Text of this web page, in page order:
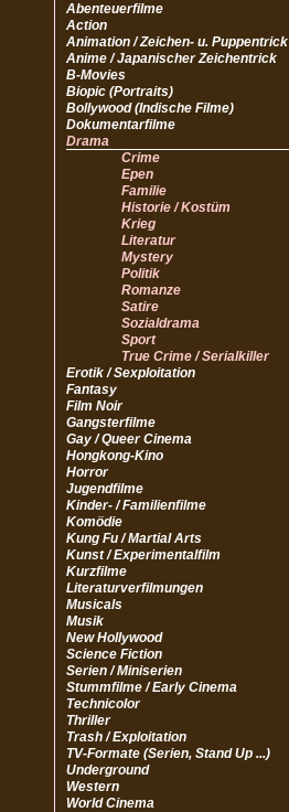
Abenteuerfilme
Action
Animation / Zeichen- u. Puppentrick
Anime / Japanischer Zeichentrick
B-Movies
Biopic (Portraits)
Bollywood (Indische Filme)
Dokumentarfilme
Drama
Crime
Epen
Familie
Historie / Kostüm
Krieg
Literatur
Mystery
Politik
Romanze
Satire
Sozialdrama
Sport
True Crime / Serialkiller
Erotik / Sexploitation
Fantasy
Film Noir
Gangsterfilme
Gay / Queer Cinema
Hongkong-Kino
Horror
Jugendfilme
Kinder- / Familienfilme
Komödie
Kung Fu / Martial Arts
Kunst / Experimentalfilm
Kurzfilme
Literaturverfilmungen
Musicals
Musik
New Hollywood
Science Fiction
Serien / Miniserien
Stummfilme / Early Cinema
Technicolor
Thriller
Trash / Exploitation
TV-Formate (Serien, Stand Up ...)
Underground
Western
World Cinema